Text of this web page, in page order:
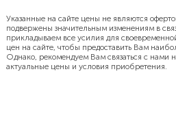
Указанные на сайте цены не являются
подвержены значительным изменениям в
прикладываем все усилия для
цен на сайте, чтобы предоставить Вам
Однако, рекомендуем Вам связаться с нами
актуальные цены и условия приобретения.